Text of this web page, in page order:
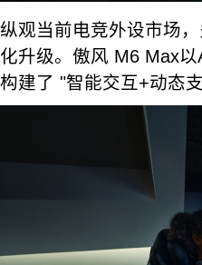
纵观当前电竞外设市场
化升级。傲风 M6 Max
构建了 "智能交互+动态